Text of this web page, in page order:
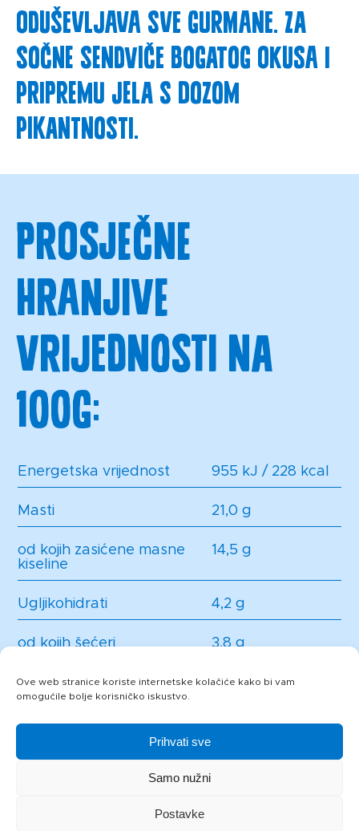
Ove web stranice koriste internetske kolačiće kako bi vam
omogućile bolje korisničko iskustvo.
Prihvati sve
Samo nužni
Postavke
oduševljava sve gurmane. Za
sočne sendviče bogatog okusa i
pripremu jela s dozom
pikantnosti.
Prosječne
hranjive
vrijednosti na
100g:
Energetska vrijednost 955 kJ / 228 kcal
Masti 21,0 g
od kojih zasićene masne
kiseline
14,5 g
Ugljikohidrati 4,2 g
od kojih šećeri 3,8 g
Bjelančevine 5,7 g
Sol 1,1 g